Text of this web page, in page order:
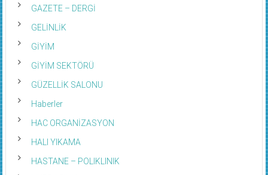
GAZETE – DERGİ
GELİNLİK
GİYİM
GİYİM SEKTÖRÜ
GÜZELLİK SALONU
Haberler
HAC ORGANİZASYON
HALI YIKAMA
HASTANE – POLIKLINIK